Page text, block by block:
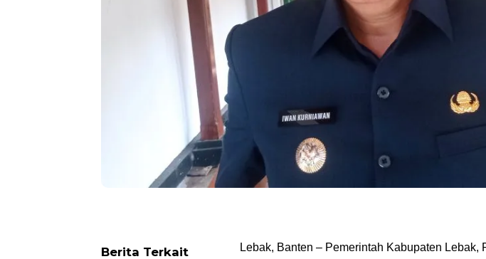
Lebak, Banten – Pemerintah Kabupaten Lebak,
Berita Terkait